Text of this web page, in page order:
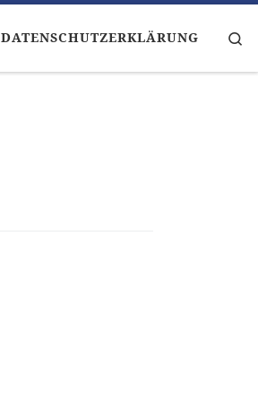
DATENSCHUTZERKLÄRUNG